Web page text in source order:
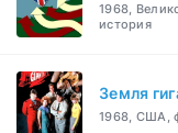
1968,
история
Земля
1968, США,